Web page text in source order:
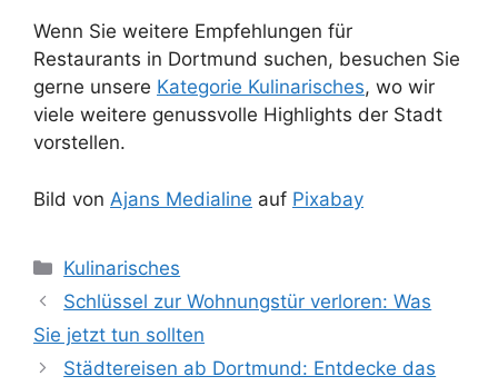
Wenn Sie weitere Empfehlungen für
Restaurants in Dortmund suchen, besuchen Sie
gerne unsere Kategorie Kulinarisches, wo wir
viele weitere genussvolle Highlights der Stadt
vorstellen.
Bild von Ajans Medialine auf Pixabay
Kategorien
Kulinarisches
Schlüssel zur Wohnungstür verloren: Was
Sie jetzt tun sollten
Städtereisen ab Dortmund: Entdecke das